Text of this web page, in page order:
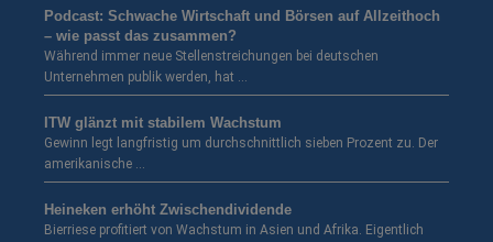
Podcast: Schwache Wirtschaft und Börsen auf Allzeithoch
– wie passt das zusammen?
Während immer neue Stellenstreichungen bei deutschen
Unternehmen publik werden, hat …
ITW glänzt mit stabilem Wachstum
Gewinn legt langfristig um durchschnittlich sieben Prozent zu. Der
amerikanische …
Heineken erhöht Zwischendividende
Bierriese profitiert von Wachstum in Asien und Afrika. Eigentlich